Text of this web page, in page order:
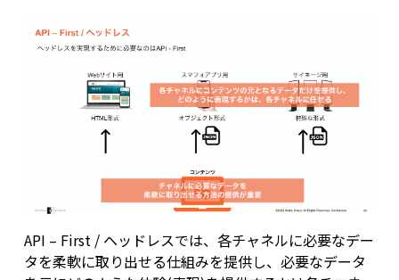
API – First / ヘッドレスでは、各チャネルに必要なデー
タを柔軟に取り出せる仕組みを提供し、必要なデータ